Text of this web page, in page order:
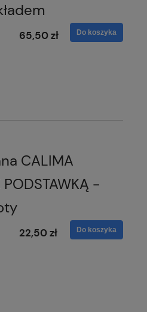
65,50 zł Do koszyka
CALIMA
PODSTAWKĄ -
22,50 zł Do koszyka